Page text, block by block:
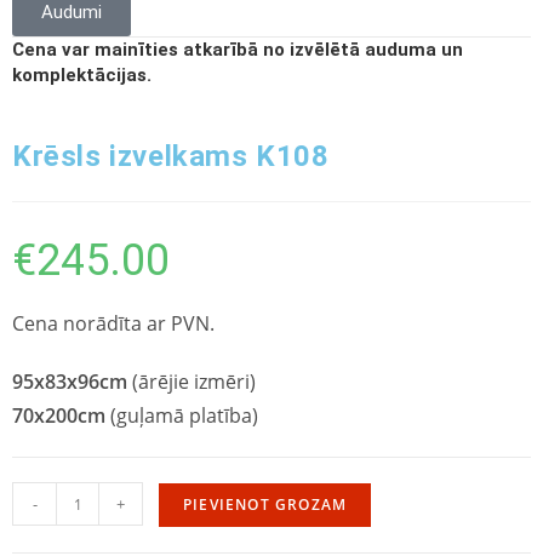
Audumi
Cena var mainīties atkarībā no izvēlētā auduma un
komplektācijas.
Krēsls izvelkams K108
€245.00
Cena norādīta ar PVN.
95x83x96cm (ārējie izmēri)
70x200cm (guļamā platība)
- + PIEVIENOT GROZAM